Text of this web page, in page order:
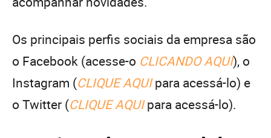
Os principais perfis sociais da empresa são
o Facebook (acesse-o CLICANDO AQUI), o
Instagram (CLIQUE AQUIpara acessá-lo) e
o Twitter (CLIQUE AQUIpara acessá-lo).